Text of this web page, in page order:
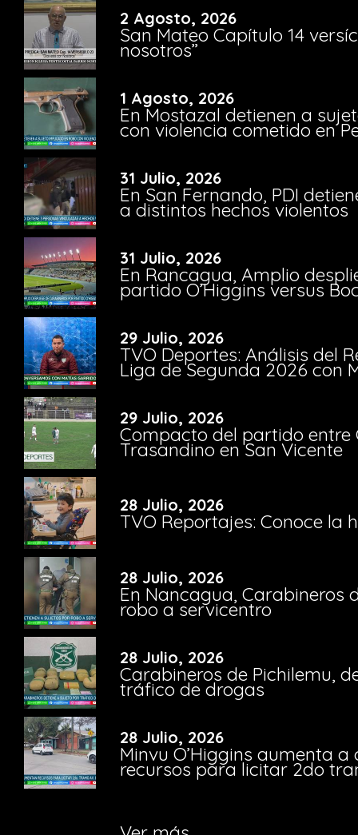
2 Agosto, 2026
San Mateo Capítulo 14
nosotros”
1 Agosto, 2026
En Mostazal detienen a
con violencia cometido en
31 Julio, 2026
En San Fernando, PDI
a distintos hechos violentos
31 Julio, 2026
En Rancagua, Amplio
partido O’Higgins versus
29 Julio, 2026
TVO Deportes: Análisis del
Liga de Segunda 2026 con
29 Julio, 2026
Compacto del partido entre
Trasandino en San Vicente
28 Julio, 2026
TVO Reportajes: Conoce la
28 Julio, 2026
En Nancagua, Carabineros
robo a servicentro
28 Julio, 2026
Carabineros de Pichilemu,
tráfico de drogas
28 Julio, 2026
Minvu O’Higgins aumenta a
recursos para licitar 2do